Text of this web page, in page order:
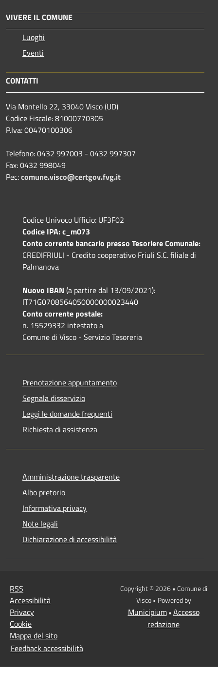
VIVERE IL COMUNE
Luoghi
Eventi
CONTATTI
Via Montello 22, 33040 Visco (UD)
Codice Fiscale: 81000770305
P.Iva: 00470100306
Telefono: 0432 997003 - 0432 997307
Fax: 0432 998049
Pec:comune.visco@certgov.fvg.it
Codice Univoco Ufficio: UF3F02
Codice IPA: c_m073
Conto corrente bancario presso Tesoriere Comunale:
CREDIFRIULI - Credito cooperativo Friuli S.C. filiale di
Palmanova
Nuovo IBAN (a partire dal 13/09/2021):
IT71G0708564050000000023440
Conto corrente postale:
n. 15529332 intestato a
Comune di Visco - Servizio Tesoreria
Prenotazione appuntamento
Segnala disservizio
Leggi le domande frequenti
Richiesta di assistenza
Amministrazione trasparente
Albo pretorio
Informativa privacy
Note legali
Dichiarazione di accessibilità
RSS
Accessibilità
Privacy
Cookie
Mappa del sito
Feedback accessibilità
Copyright © 2026 • Comune di
Visco • Powered by
Municipium• Accesso
redazione